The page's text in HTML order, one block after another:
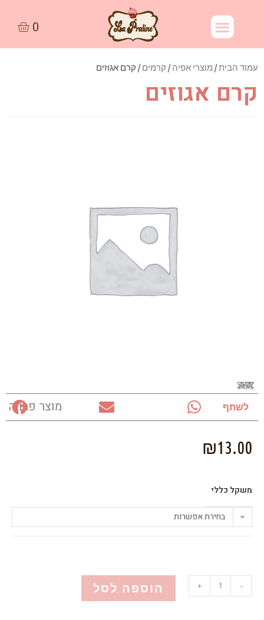
עמוד הבית/ מוצרי אפיה/ קרמים/ קרם אגוזים
קרם אגוזים
מוצר פרווה לשתף
₪13.00
משקל כללי
בחירת אפשרות
-
+ הוספה לסל